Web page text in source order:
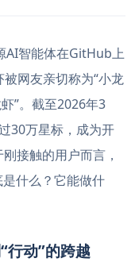
AI智能体在GitHub上
网友亲切称为“小龙
”。截至2026年3
30万星标，成为开
接触的用户而言，
什么？它能做什
行动”的跨越